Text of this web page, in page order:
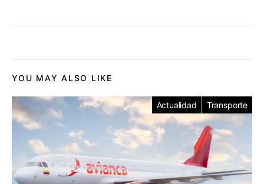
YOU MAY ALSO LIKE
Actualidad Transporte